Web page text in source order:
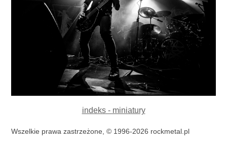
indeks - miniatury
Wszelkie prawa zastrzeżone, © 1996-2026 rockmetal.pl